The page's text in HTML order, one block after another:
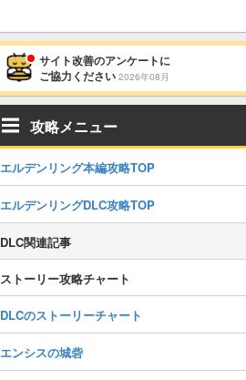
サイト改善のアンケートに
ご協力ください 2026年08月
攻略メニュー
エルデンリング本編攻略TOP
エルデンリングDLC攻略TOP
DLC関連記事
ストーリー攻略チャート
DLCのストーリーチャート
エンシスの城砦